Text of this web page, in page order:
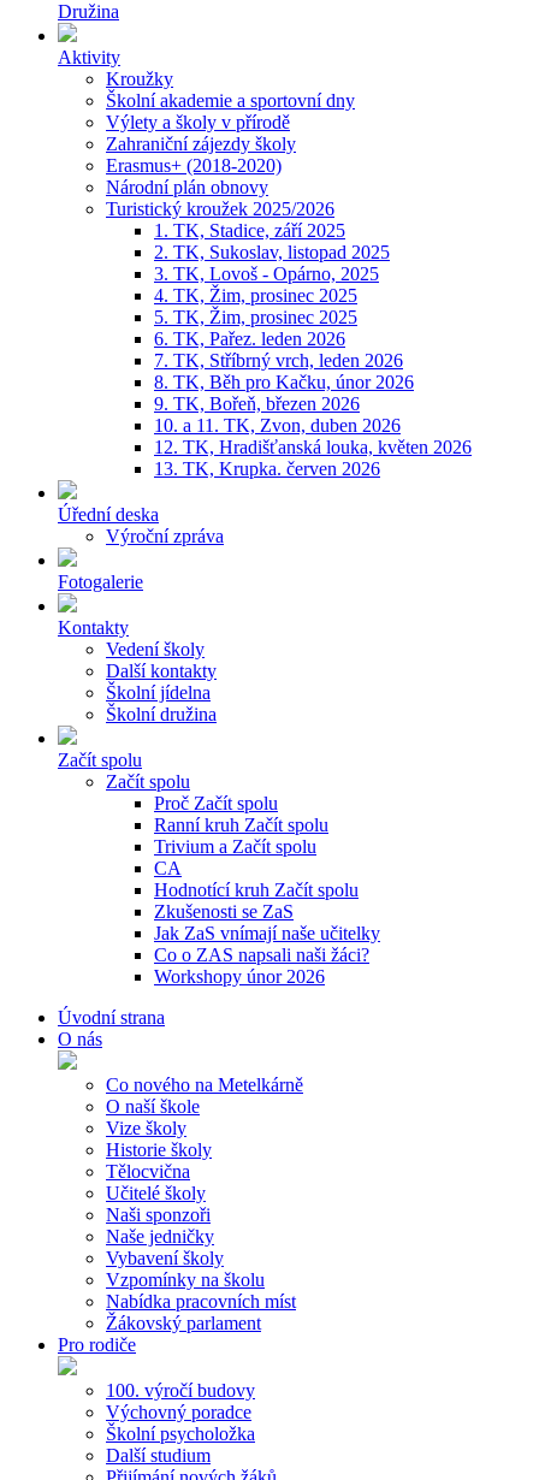
Družina
Aktivity
Kroužky
Školní akademie a sportovní dny
Výlety a školy v přírodě
Zahraniční zájezdy školy
Erasmus+ (2018-2020)
Národní plán obnovy
Turistický kroužek 2025/2026
1. TK, Stadice, září 2025
2. TK, Sukoslav, listopad 2025
3. TK, Lovoš - Opárno, 2025
4. TK, Žim, prosinec 2025
5. TK, Žim, prosinec 2025
6. TK, Pařez. leden 2026
7. TK, Stříbrný vrch, leden 2026
8. TK, Běh pro Kačku, únor 2026
9. TK, Bořeň, březen 2026
10. a 11. TK, Zvon, duben 2026
12. TK, Hradišťanská louka, květen 2026
13. TK, Krupka. červen 2026
Úřední deska
Výroční zpráva
Fotogalerie
Kontakty
Vedení školy
Další kontakty
Školní jídelna
Školní družina
Začít spolu
Začít spolu
Proč Začít spolu
Ranní kruh Začít spolu
Trivium a Začít spolu
CA
Hodnotící kruh Začít spolu
Zkušenosti se ZaS
Jak ZaS vnímají naše učitelky
Co o ZAS napsali naši žáci?
Workshopy únor 2026
Úvodní strana
O nás
Co nového na Metelkárně
O naší škole
Vize školy
Historie školy
Tělocvična
Učitelé školy
Naši sponzoři
Naše jedničky
Vybavení školy
Vzpomínky na školu
Nabídka pracovních míst
Žákovský parlament
Pro rodiče
100. výročí budovy
Výchovný poradce
Školní psycholožka
Další studium